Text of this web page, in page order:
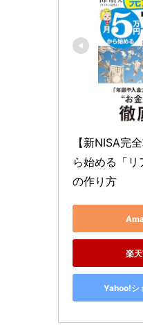
【新NISA完
ら始める「リ
の作り方
楽
Yahoo!シ